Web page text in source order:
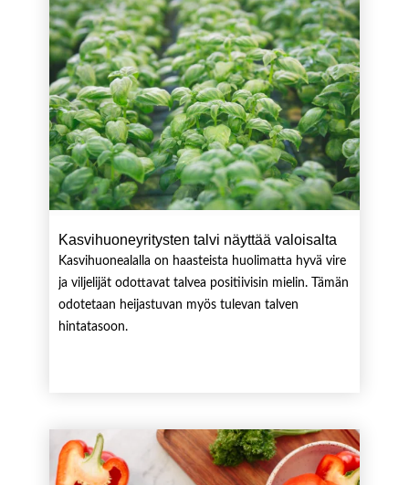
Kasvihuoneyritysten talvi näyttää valoisalta
Kasvihuonealalla on haasteista huolimatta hyvä vire
ja viljelijät odottavat talvea positiivisin mielin. Tämän
odotetaan heijastuvan myös tulevan talven
hintatasoon.